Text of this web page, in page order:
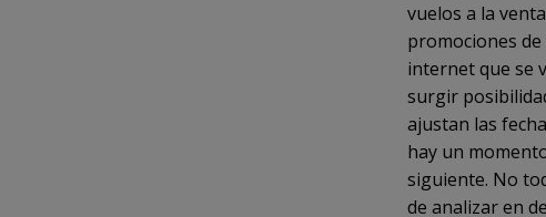
vuelos a la
promociones
internet que se
surgir
ajustan las
hay un
siguiente. No
de analizar en